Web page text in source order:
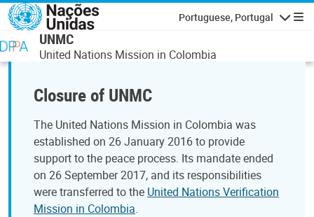
Passar para o conteúdo principal
Portuguese, Portugal
UNMC
United Nations Mission in Colombia
Closure of UNMC
The United Nations Mission in Colombia was
established on 26 January 2016 to provide
support to the peace process. Its mandate ended
on 26 September 2017, and its responsibilities
were transferred to the United Nations Verification
Mission in Colombia.